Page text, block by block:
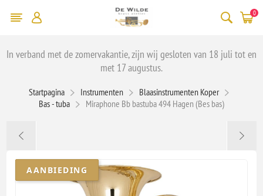
0
In verband met de zomervakantie, zijn wij gesloten van 18 juli tot en
met 17 augustus.
Startpagina Instrumenten
Blaasinstrumenten Koper
Bas - tuba
Miraphone Bb bastuba 494 Hagen (Bes bas)
AANBIEDING